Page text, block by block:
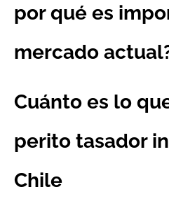
por qué es
mercado
Cuánto es lo
perito tasador
Chile